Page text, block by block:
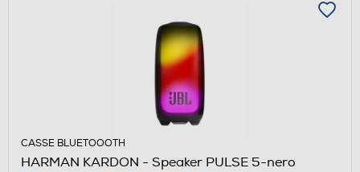
CASSE BLUETOOOTH
HARMAN KARDON - Speaker PULSE 5-nero